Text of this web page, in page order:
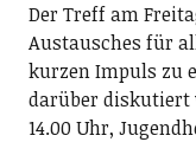
Der Treff am
Austausches für
kurzen Impuls zu
darüber diskutiert
14.00 Uhr,